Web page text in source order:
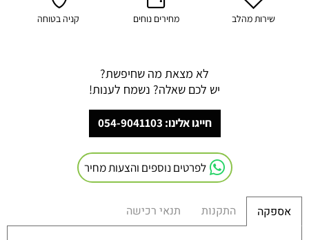
שירות מהלב מחירים נוחים קניה בטוחה
לא מצאת מה שחיפשת?
יש לכם שאלה? נשמח לענות!
חייגו אלינו: 054-9041103
לפרטים נוספים והצעות מחיר
אספקה התקנות תנאי רכישה